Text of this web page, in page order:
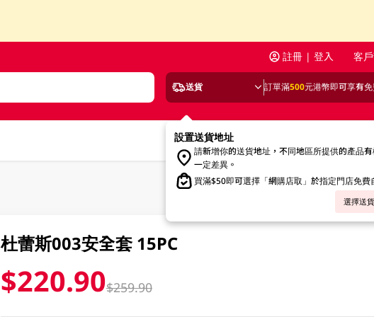
註冊 | 登入 客
送貨 訂單滿500元港幣即可享有
設置送貨地址
請新增你的送貨地址，不同地區所提供的產品
一定差異。
買滿$50即可選擇「網購店取」於指定門店免費
選擇送
杜蕾斯003安全套 15PC
$220.90$259.90